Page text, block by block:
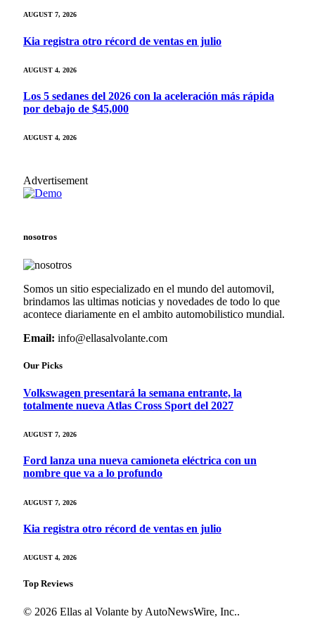
AUGUST 7, 2026
Kia registra otro récord de ventas en julio
AUGUST 4, 2026
Los 5 sedanes del 2026 con la aceleración más rápida
por debajo de $45,000
AUGUST 4, 2026
Advertisement
nosotros
Somos un sitio especializado en el mundo del automovil,
brindamos las ultimas noticias y novedades de todo lo que
acontece diariamente en el ambito automobilistico mundial.
Email: info@ellasalvolante.com
Our Picks
Volkswagen presentará la semana entrante, la
totalmente nueva Atlas Cross Sport del 2027
AUGUST 7, 2026
Ford lanza una nueva camioneta eléctrica con un
nombre que va a lo profundo
AUGUST 7, 2026
Kia registra otro récord de ventas en julio
AUGUST 4, 2026
Top Reviews
© 2026 Ellas al Volante by AutoNewsWire, Inc..